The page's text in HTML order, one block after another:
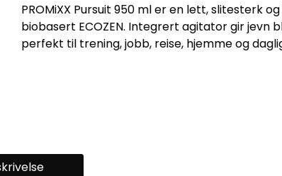
PROMiXX Pursuit 950 ml er en lett, slitesterk
biobasert ECOZEN. Integrert agitator gir jevn
perfekt til trening, jobb, reise, hjemme og